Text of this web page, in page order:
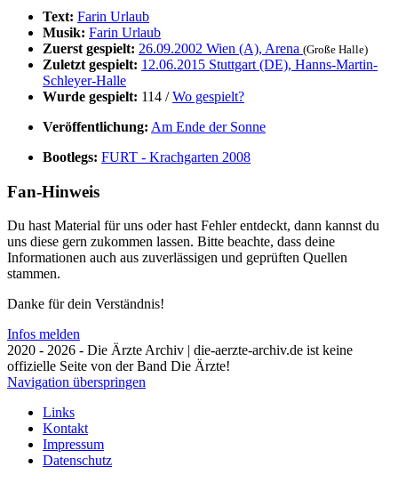
Text: Farin Urlaub
Musik: Farin Urlaub
Zuerst gespielt: 26.09.2002 Wien (A), Arena (Große Halle)
Zuletzt gespielt: 12.06.2015 Stuttgart (DE), Hanns-Martin-
Schleyer-Halle
Wurde gespielt: 114 /Wo gespielt?
Veröffentlichung: Am Ende der Sonne
Bootlegs: FURT - Krachgarten 2008
Fan-Hinweis
Du hast Material für uns oder hast Fehler entdeckt, dann kannst du
uns diese gern zukommen lassen. Bitte beachte, dass deine
Informationen auch aus zuverlässigen und geprüften Quellen
stammen.
Danke für dein Verständnis!
Infos melden
2020 - 2026 - Die Ärzte Archiv | die-aerzte-archiv.de ist keine
offizielle Seite von der Band Die Ärzte!
Navigation überspringen
Links
Kontakt
Impressum
Datenschutz